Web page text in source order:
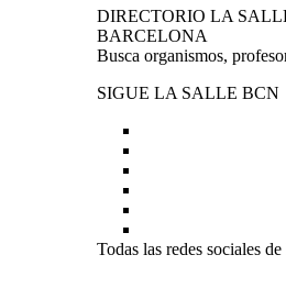
DIRECTORIO LA
BARCELONA
Busca organismos,
SIGUE LA SALLE BCN
Todas las redes sociales